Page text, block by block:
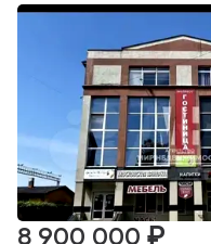
8 900 000 ₽